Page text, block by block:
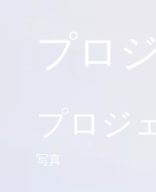
プロ
プロジ
写真